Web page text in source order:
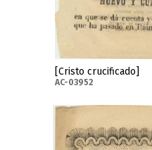
[Cristo crucificado]
AC-03952